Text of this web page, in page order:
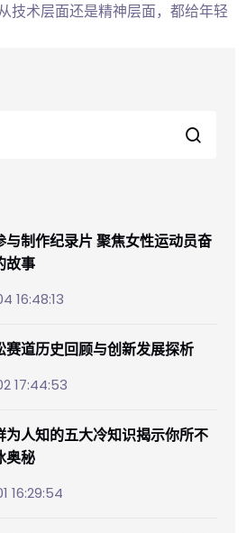
技术层面还是精神层面，都给年轻
与制作纪录片 聚焦女性运动员奋
故事
16:48:13
赛道历史回顾与创新发展探析
17:44:53
为人知的五大冷知识揭示你所不
奥秘
16:29:54